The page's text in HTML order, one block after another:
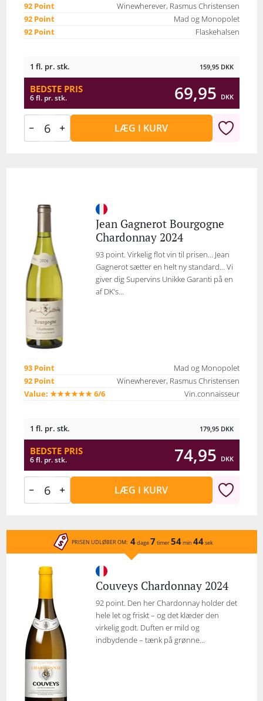
92 Point
Winewherever, Rasmus Christensen
92 Point
Mad og Monopolet
92 Point
Flaskehalsen
1 fl. pr. stk. 159,95 DKK
BEDSTE PRIS
6 fl. pr. stk. 69,95 DKK
LÆG I KURV
Jean Gagnerot Bourgogne
Chardonnay 2024
93 point. Virkelig flot vin til prisen... Jean
Gagnerot sætter en helt ny standard… Vi
giver dig Supervins Unikke Garanti på en
af DK’s...
93 Point
Mad og Monopolet
92 Point
Winewherever, Rasmus Christensen
Value: ★★★★★★ 6/6
Vin.connaisseur
1 fl. pr. stk. 179,95 DKK
BEDSTE PRIS
6 fl. pr. stk. 74,95 DKK
LÆG I KURV
PRISEN UDLØBER OM: 4dage7 timer54min 44sek
Couveys Chardonnay 2024
92 point. Den her Chardonnay holder det
hele let og friskt – og det klæder den
virkelig godt. Duften er mild og
indbydende – tænk på grønne...